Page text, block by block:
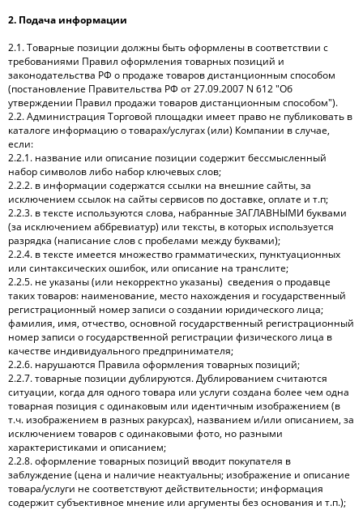
2. Подача информации
2.1. Товарные позиции должны быть оформлены в соответствии с
требованиями Правил оформления товарных позиций и
законодательства РФ о продаже товаров дистанционным способом
(постановление Правительства РФ от 27.09.2007 N 612 "Об
утверждении Правил продажи товаров дистанционным способом").
2.2. Администрация Торговой площадки имеет право не публиковать в
каталоге информацию о товарах/услугах (или) Компании в случае,
если:
2.2.1. название или описание позиции содержит бессмысленный
набор символов либо набор ключевых слов;
2.2.2. в информации содержатся ссылки на внешние сайты, за
исключением ссылок на сайты сервисов по доставке, оплате и т.п;
2.2.3. в тексте используются слова, набранные ЗАГЛАВНЫМИ буквами
(за исключением аббревиатур) или тексты, в которых используется
разрядка (написание слов с пробелами между буквами);
2.2.4. в тексте имеется множество грамматических, пунктуационных
или синтаксических ошибок, или описание на транслите;
2.2.5. не указаны (или некорректно указаны) сведения о продавце
таких товаров: наименование, место нахождения и государственный
регистрационный номер записи о создании юридического лица;
фамилия, имя, отчество, основной государственный регистрационный
номер записи о государственной регистрации физического лица в
качестве индивидуального предпринимателя;
2.2.6. нарушаются Правила оформления товарных позиций;
2.2.7. товарные позиции дублируются. Дублированием считаются
ситуации, когда для одного товара или услуги создана более чем одна
товарная позиция с одинаковым или идентичным изображением (в
т.ч. изображением в разных ракурсах), названием и/или описанием, за
исключением товаров с одинаковыми фото, но разными
характеристиками и описанием;
2.2.8. оформление товарных позиций вводит покупателя в
заблуждение (цена и наличие неактуальны; изображение и описание
товара/услуги не соответствуют действительности; информация
содержит субъективное мнение или аргументы без основания и т.п.);